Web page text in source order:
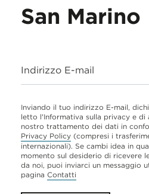
San Marino
Indirizzo E-mail
Inviando il tuo indirizzo E-mail,
letto l'Informativa sulla privacy e di
nostro trattamento dei dati in
Privacy Policy (compresi i
internazionali). Se cambi idea in
momento sul desiderio di ricevere
da noi, puoi inviarci un messaggio
pagina Contatti